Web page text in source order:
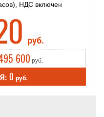
руб.
НДС включен
600 руб.
0 руб.